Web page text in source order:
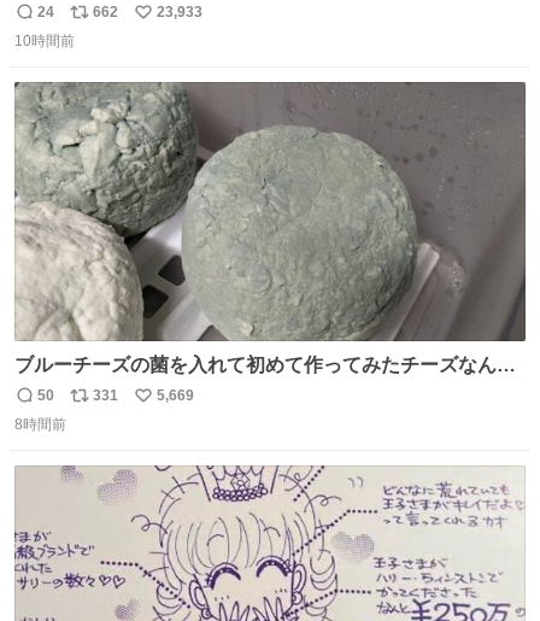
返
信
24
リ
ポ
ト
数
662
い
数
23,933
10時間前
ブルーチーズの菌を入れて初めて作ってみたチーズなんだ
けど 本能でちょっとヤバいと思っちゃう見た目だな
返
信
50
リ
ト
331
い
数
5,669
8時間前